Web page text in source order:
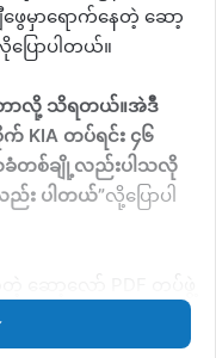
ေမှာရောက်နေတဲ့ ဆော့
ြောပါတယ်။
တာလို့ သိရတယ်။အဲဒီ
က် KIA တပ်ရင်း ၄၆
တစ်ချို့လည်းပါသလို
း ပါတယ်”လို့ပြောပါ
းအောင်၊ လန်နော့ဒေါင်
ထော့ဂေါ်ဇုံးကိ၊လယော်